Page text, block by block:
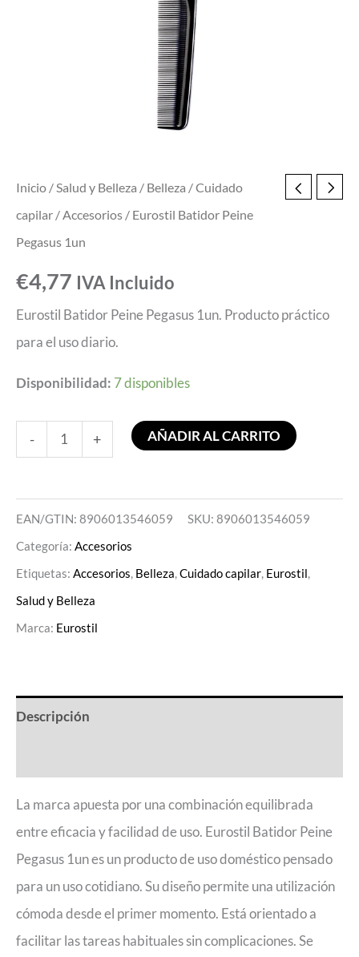
Inicio /Salud y Belleza / Belleza /Cuidado
capilar /Accesorios / Eurostil Batidor Peine
Pegasus 1un
€4,77 IVA Incluido
Eurostil Batidor Peine Pegasus 1un. Producto práctico
para el uso diario.
Disponibilidad: 7 disponibles
- + AÑADIR AL CARRITO
EAN/GTIN: 8906013546059 SKU: 8906013546059
Categoría: Accesorios
Etiquetas: Accesorios, Belleza,Cuidado capilar, Eurostil,
Salud y Belleza
Marca: Eurostil
Descripción
La marca apuesta por una combinación equilibrada
entre eficacia y facilidad de uso. Eurostil Batidor Peine
Pegasus 1un es un producto de uso doméstico pensado
para un uso cotidiano. Su diseño permite una utilización
cómoda desde el primer momento. Está orientado a
facilitar las tareas habituales sin complicaciones. Se